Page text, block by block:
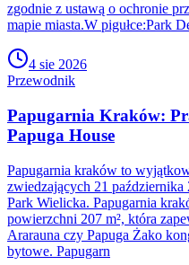
zgodnie z ustawą o ochronie
mapie miasta.W pigułce:Park
4 sie 2026
Przewodnik
Papugarnia Kraków:
Papuga House
Papugarnia kraków to
zwiedzających 21
Park Wielicka. Papugarnia
powierzchni 207 m², która
Ararauna czy Papuga Żako
bytowe. Papugarn